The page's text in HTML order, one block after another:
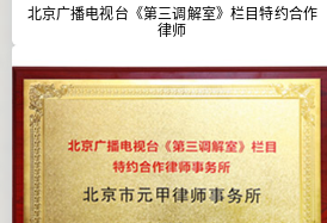
北京广播电视台《第三调解室》栏目特约合作
律师